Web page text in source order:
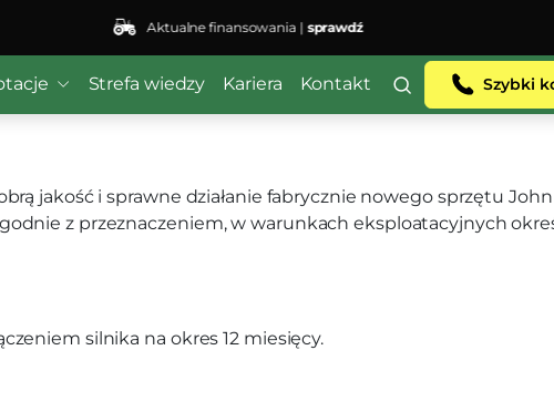
Aktualne finansowania |sprawdź
Strefa wiedzy Kariera Kontakt Szybki
Deere
jakość i sprawne działanie fabrycznie nowego sprzętu
z przeznaczeniem, w warunkach eksploatacyjnych
silnika na okres 12 miesięcy.